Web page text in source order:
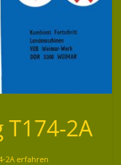
2A
2A erfahren